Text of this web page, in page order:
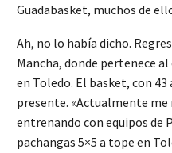
Guadabasket, muchos de
Ah, no lo había dicho.
Mancha, donde pertenece
en Toledo. El basket, con
presente. «Actualmente
entrenando con equipos de
pachangas 5×5 a tope en